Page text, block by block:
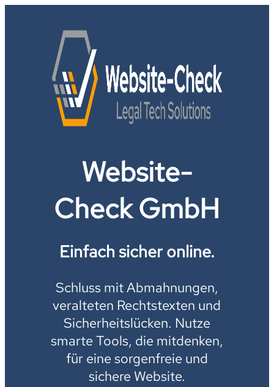
Website-
Check GmbH
Einfach sicher online.
Schluss mit Abmahnungen,
veralteten Rechtstexten und
Sicherheitslücken. Nutze
smarte Tools, die mitdenken,
für eine sorgenfreie und
sichere Website.